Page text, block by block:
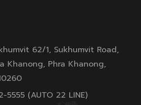
62/1, Sukhumvit Road,
Khanong, Phra Khanong,
5555 (AUTO 22 LINE)